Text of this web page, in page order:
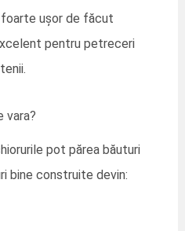
ușor de făcut
pentru petreceri
vara?
pot părea băuturi
bine construite devin: